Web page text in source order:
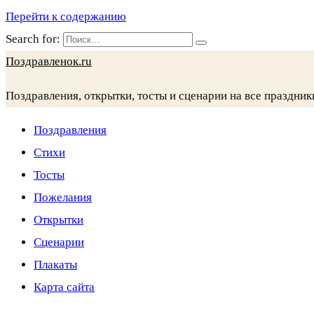
Перейти к содержанию
Search for:
Поздравленок.ru
Поздравления, открытки, тосты и сценарии на все
Поздравления
Стихи
Тосты
Пожелания
Открытки
Сценарии
Плакаты
Карта сайта